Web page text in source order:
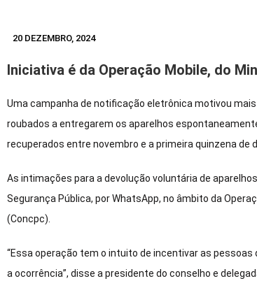
20 DEZEMBRO, 2024
Iniciativa é da Operação Mobile, do
Uma campanha de notificação eletrônica motivou
roubados a entregarem os aparelhos
recuperados entre novembro e a primeira quinzena de
As intimações para a devolução voluntária de
Segurança Pública, por WhatsApp, no âmbito da
(Concpc).
“Essa operação tem o intuito de incentivar as
a ocorrência”, disse a presidente do conselho e